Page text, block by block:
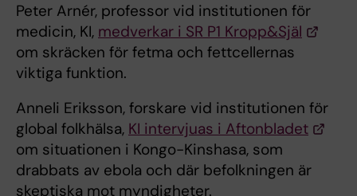
Peter Arnér, professor vid institutionen för
medicin, KI, medverkar i SR P1 Kropp&Själ
om skräcken för fetma och fettcellernas
viktiga funktion.
Anneli Eriksson, forskare vid institutionen för
global folkhälsa, KI intervjuas i Aftonbladet
om situationen i Kongo-Kinshasa, som
drabbats av ebola och där befolkningen är
skeptiska mot myndigheter.